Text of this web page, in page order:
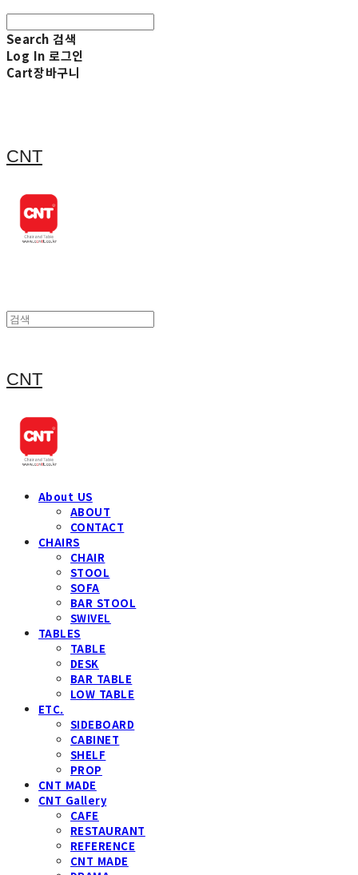
Search 검색
Log In 로그인
Cart장바구니
CNT
CNT
About US
ABOUT
CONTACT
CHAIRS
CHAIR
STOOL
SOFA
BAR STOOL
SWIVEL
TABLES
TABLE
DESK
BAR TABLE
LOW TABLE
ETC.
SIDEBOARD
CABINET
SHELF
PROP
CNT MADE
CNT Gallery
CAFE
RESTAURANT
REFERENCE
CNT MADE